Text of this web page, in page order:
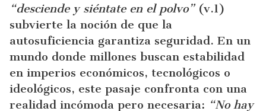
“desciende y siéntate en el polvo”(v.1)
subvierte la noción de que la
autosuficiencia garantiza seguridad. En un
mundo donde millones buscan estabilidad
en imperios económicos, tecnológicos o
ideológicos, este pasaje confronta con una
realidad incómoda pero necesaria: “No hay